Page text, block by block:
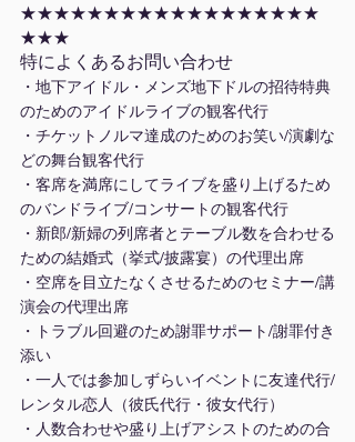
★★★★★★★★★★★★★★★★★★
★★★
特によくあるお問い合わせ
・地下アイドル・メンズ地下ドルの招待特典
のためのアイドルライブの観客代行
・チケットノルマ達成のためのお笑い/演劇な
どの舞台観客代行
・客席を満席にしてライブを盛り上げるため
のバンドライブ/コンサートの観客代行
・新郎/新婦の列席者とテーブル数を合わせる
ための結婚式（挙式/披露宴）の代理出席
・空席を目立たなくさせるためのセミナー/講
演会の代理出席
・トラブル回避のため謝罪サポート/謝罪付き
添い
・一人では参加しずらいイベントに友達代行/
レンタル恋人（彼氏代行・彼女代行）
・人数合わせや盛り上げアシストのための合